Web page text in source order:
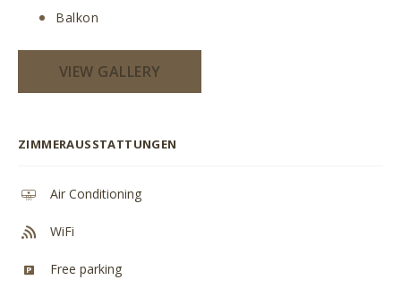
Balkon
VIEW GALLERY
ZIMMERAUSSTATTUNGEN
Air Conditioning
WiFi
Free parking